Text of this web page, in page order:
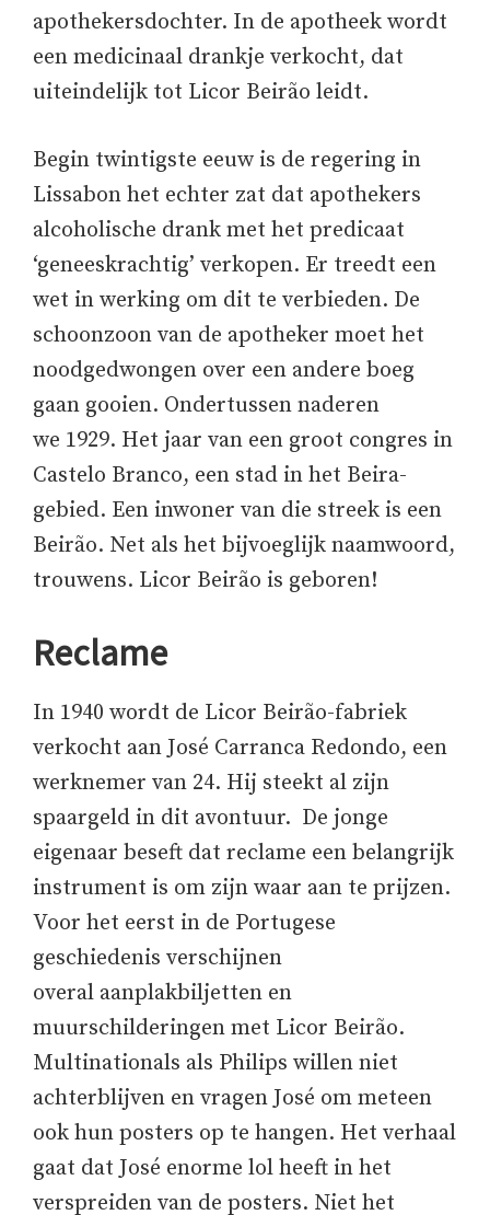
apothekersdochter. In de apotheek wordt
een medicinaal drankje verkocht, dat
uiteindelijk tot Licor Beirão leidt.
Begin twintigste eeuw is de regering in
Lissabon het echter zat dat apothekers
alcoholische drank met het predicaat
‘geneeskrachtig’ verkopen. Er treedt een
wet in werking om dit te verbieden. De
schoonzoon van de apotheker moet het
noodgedwongen over een andere boeg
gaan gooien. Ondertussen naderen
we 1929. Het jaar van een groot congres in
Castelo Branco, een stad in het Beira-
gebied. Een inwoner van die streek is een
Beirão. Net als het bijvoeglijk naamwoord,
trouwens. Licor Beirão is geboren!
Reclame
In 1940 wordt de Licor Beirão-fabriek
verkocht aan José Carranca Redondo, een
werknemer van 24. Hij steekt al zijn
spaargeld in dit avontuur. De jonge
eigenaar beseft dat reclame een belangrijk
instrument is om zijn waar aan te prijzen.
Voor het eerst in de Portugese
geschiedenis verschijnen
overal aanplakbiljetten en
muurschilderingen met Licor Beirão.
Multinationals als Philips willen niet
achterblijven en vragen José om meteen
ook hun posters op te hangen. Het verhaal
gaat dat José enorme lol heeft in het
verspreiden van de posters. Niet het